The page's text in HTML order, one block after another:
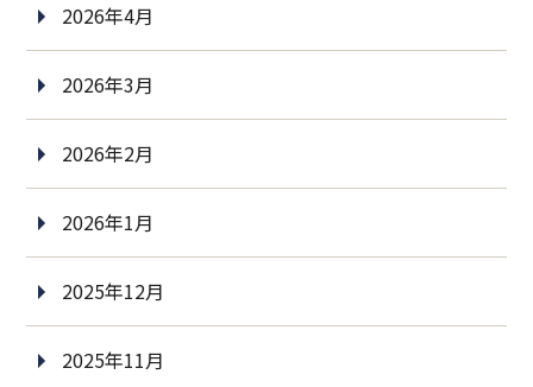
2026年4月
2026年3月
2026年2月
2026年1月
2025年12月
2025年11月